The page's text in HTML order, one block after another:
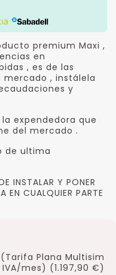
premium Maxi ,
en
, es de las
mercado , instálela
y
expendedora que
del mercado .
de ultima
INSTALAR Y PONER
EN CUALQUIER PARTE
Plana Multisim
mes) (1.197,90 €)